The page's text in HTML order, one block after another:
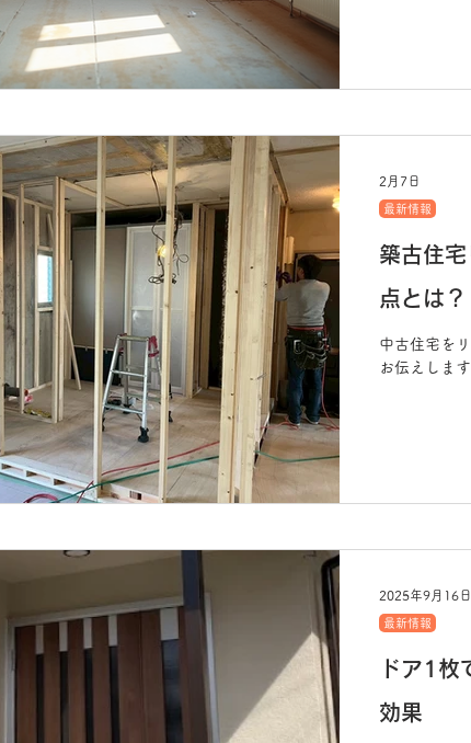
築古住
点とは？
中古住宅を
お伝えします
最新情報
2月7日
ドア1枚
効果
最新情報
2025年9月16日